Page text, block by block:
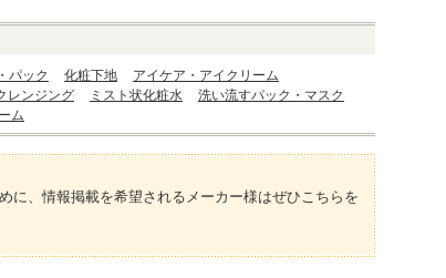
パック 化粧下地
アイケア・アイクリーム
レンジング ミスト状化粧水
洗い流すパック・マスク
ム
に、情報掲載を希望されるメーカー様はぜひこちらを